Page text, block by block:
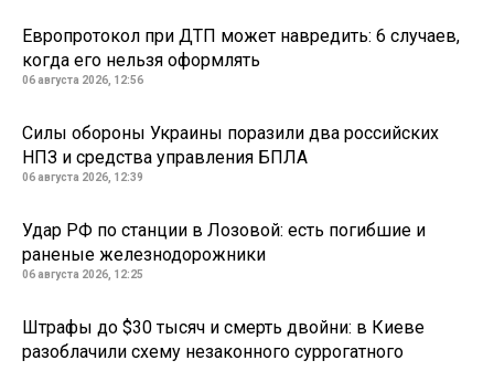
Европротокол при ДТП может навредить: 6 случаев,
когда его нельзя оформлять
06 августа 2026, 12:56
Силы обороны Украины поразили два российских
НПЗ и средства управления БПЛА
06 августа 2026, 12:39
Удар РФ по станции в Лозовой: есть погибшие и
раненые железнодорожники
06 августа 2026, 12:25
Штрафы до $30 тысяч и смерть двойни: в Киеве
разоблачили схему незаконного суррогатного